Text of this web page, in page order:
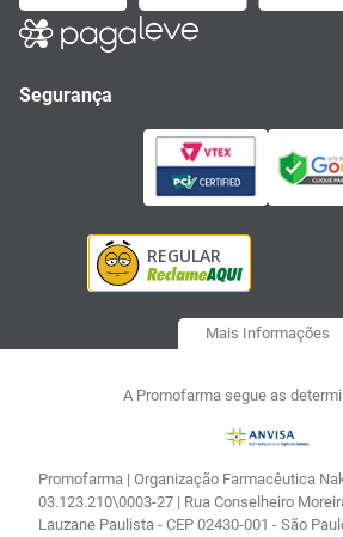
Segurança
Mais Informações
A Promofarma segue as
Promofarma | Organização Farmacêutica
03.123.210\0003-27 | Rua Conselheiro
Lauzane Paulista - CEP 02430-001 - São